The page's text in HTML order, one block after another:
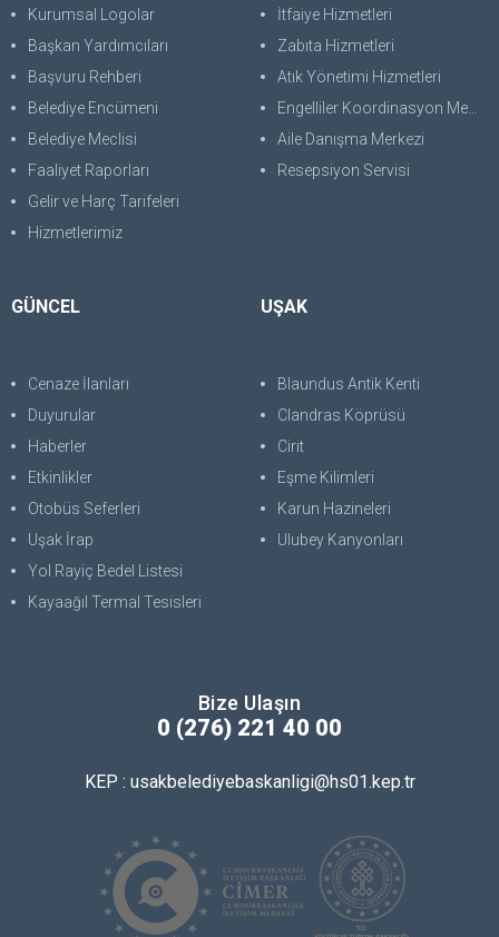
Kurumsal Logolar
Başkan Yardımcıları
Başvuru Rehberi
Belediye Encümeni
Belediye Meclisi
Faaliyet Raporları
Gelir ve Harç Tarifeleri
Hizmetlerimiz
İtfaiye Hizmetleri
Zabıta Hizmetleri
Atık Yönetimi Hizmetleri
Engelliler Koordinasyon Merkezi
Aile Danışma Merkezi
Resepsiyon Servisi
GÜNCEL
Cenaze İlanları
Duyurular
Haberler
Etkinlikler
Otobüs Seferleri
Uşak İrap
Yol Rayiç Bedel Listesi
Kayaağıl Termal Tesisleri
UŞAK
Blaundus Antik Kenti
Clandras Köprüsü
Cirit
Eşme Kilimleri
Karun Hazineleri
Ulubey Kanyonları
Bize Ulaşın
0 (276) 221 40 00
KEP : usakbelediyebaskanligi@hs01.kep.tr